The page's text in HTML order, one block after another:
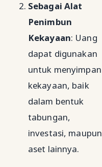
Sebagai Alat
Penimbun
Kekayaan: Uang
dapat digunakan
untuk menyimpan
kekayaan, baik
dalam bentuk
tabungan,
investasi, maupun
aset lainnya.